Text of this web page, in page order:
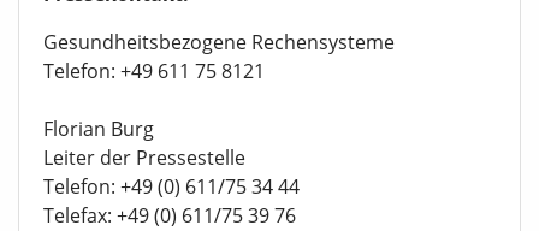
Gesundheitsbezogene Rechensysteme
Telefon: +49 611 75 8121
Florian Burg
Leiter der Pressestelle
Telefon: +49 (0) 611/75 34 44
Telefax: +49 (0) 611/75 39 76